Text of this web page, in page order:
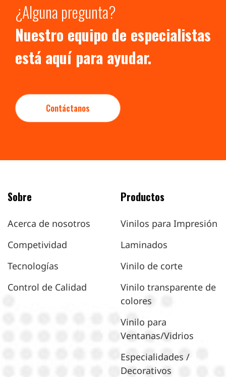
¿Alguna pregunta?
Nuestro equipo de especialistas
está aquí para ayudar.
Contáctanos
Sobre
Acerca de nosotros
Competividad
Tecnologías
Control de Calidad
Productos
Vinilos para Impresión
Laminados
Vinilo de corte
Vinilo transparente de
colores
Vinilo para
Ventanas/Vidrios
Especialidades /
Decorativos